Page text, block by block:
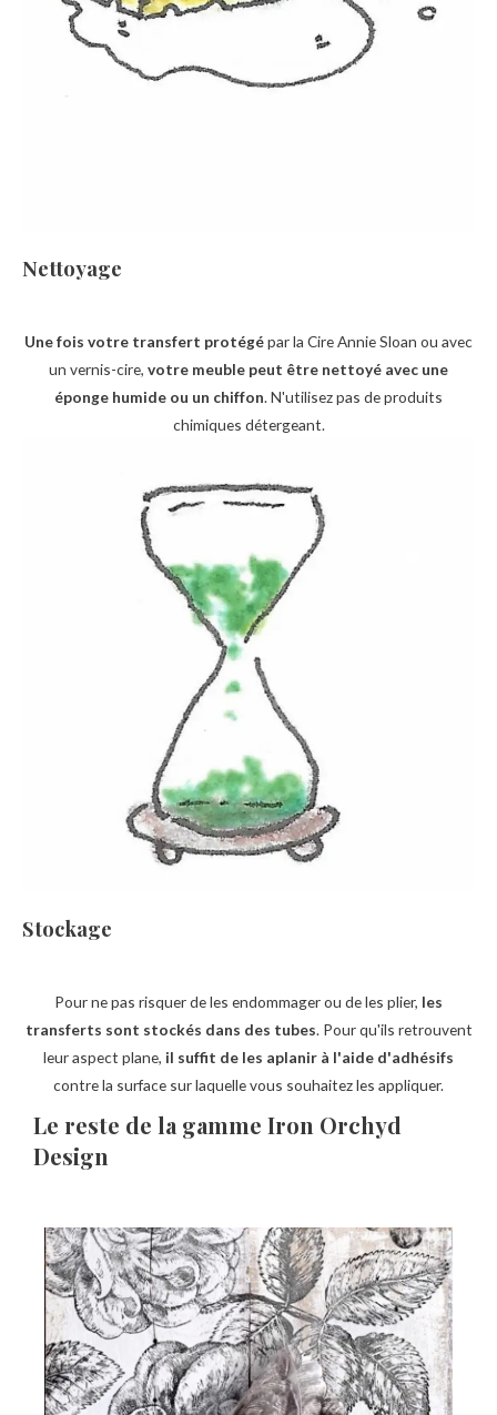
Nettoyage
Une fois votre transfert protégépar la Cire Annie Sloan ou avec
un vernis-cire, votre meuble peut être nettoyé avec une
éponge humide ou un chiffon. N'utilisez pas de produits
chimiques détergeant.
Stockage
Pour ne pas risquer de les endommager ou de les plier, les
transferts sont stockés dans des tubes. Pour qu'ils retrouvent
leur aspect plane, il suffit de les aplanir à l'aide d'adhésifs
contre la surface sur laquelle vous souhaitez les appliquer.
Le reste de la gamme Iron Orchyd
Design